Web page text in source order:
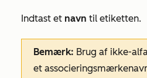
Indtast et navn til etiketten.
Bemærk: Brug af ikke-
et